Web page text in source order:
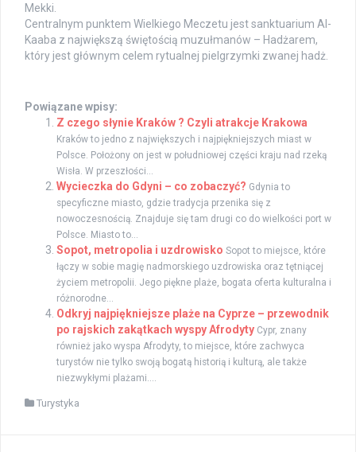
Mekki.
Centralnym punktem Wielkiego Meczetu jest sanktuarium Al-
Kaaba z największą świętością muzułmanów – Hadżarem,
który jest głównym celem rytualnej pielgrzymki zwanej hadż.
Powiązane wpisy:
Z czego słynie Kraków ? Czyli atrakcje Krakowa
Kraków to jedno z największych i najpiękniejszych miast w
Polsce. Położony on jest w południowej części kraju nad rzeką
Wisła. W przeszłości...
Wycieczka do Gdyni – co zobaczyć? Gdynia to
specyficzne miasto, gdzie tradycja przenika się z
nowoczesnością. Znajduje się tam drugi co do wielkości port w
Polsce. Miasto to...
Sopot, metropolia i uzdrowisko Sopot to miejsce, które
łączy w sobie magię nadmorskiego uzdrowiska oraz tętniącej
życiem metropolii. Jego piękne plaże, bogata oferta kulturalna i
różnorodne...
Odkryj najpiękniejsze plaże na Cyprze – przewodnik
po rajskich zakątkach wyspy Afrodyty Cypr, znany
również jako wyspa Afrodyty, to miejsce, które zachwyca
turystów nie tylko swoją bogatą historią i kulturą, ale także
niezwykłymi plażami....
Turystyka